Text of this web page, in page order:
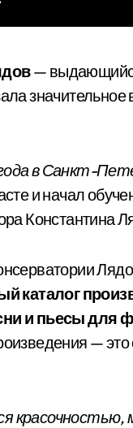
—
в Санкт-
и начал
Константина
каталог
и пьесы для
—